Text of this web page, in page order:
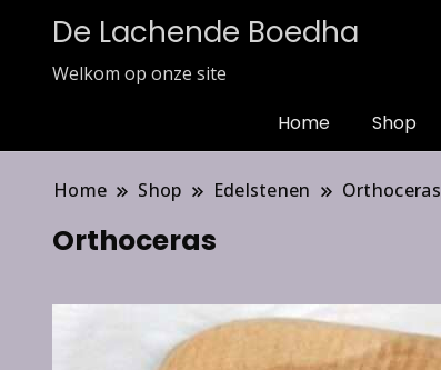
De Lachende Boedha
Welkom op onze site
Home Shop
Home Shop Edelstenen Orthoceras
Orthoceras